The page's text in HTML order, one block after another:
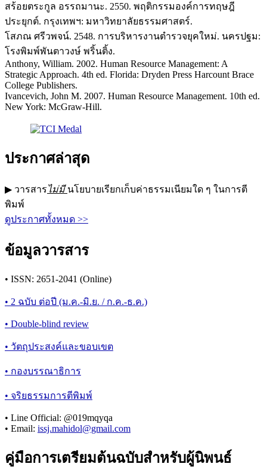
สร้อยตระกูล อรรถมานะ. 2550. พฤติกรรมองค์การทฤษฎี
ประยุกต์. กรุงเทพฯ: มหาวิทยาลัยธรรมศาสตร์.
โสภณ ศรีวพจน์. 2548. การบริหารงานตำรวจยุคใหม่. นครปฐม:
โรงพิมพ์พันตาวงษ์ พริ้นติ้ง.
Anthony, William. 2002. Human Resource Management: A
Strategic Approach. 4th ed. Florida: Dryden Press Harcount Brace
College Publishers.
Ivancevich, John M. 2007. Human Resource Management. 10th ed.
New York: McGraw-Hill.
ประกาศล่าสุด
▶ วารสารไม่มีนโยบายเรียกเก็บค่าธรรมเนียมใด ๆ ในการตี
พิมพ์
ดูประกาศทั้งหมด >>
ข้อมูลวารสาร
• ISSN: 2651-2041 (Online)
• 2 ฉบับ ต่อปี (ม.ค.-มิ.ย. / ก.ค.-ธ.ค.)
• Double-blind review
• วัตถุประสงค์และขอบเขต
• กองบรรณาธิการ
• จริยธรรมการตีพิมพ์
• Line Official: @019mqyqa
• Email: issj.mahidol@gmail.com
คู่มือการเตรียมต้นฉบับสำหรับผู้นิพนธ์